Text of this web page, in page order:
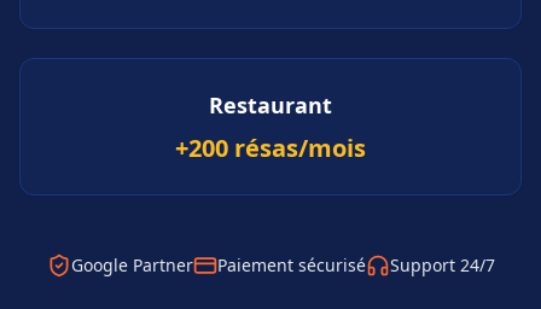
Restaurant
+200 résas/mois
Google Partner Paiement sécurisé Support 24/7